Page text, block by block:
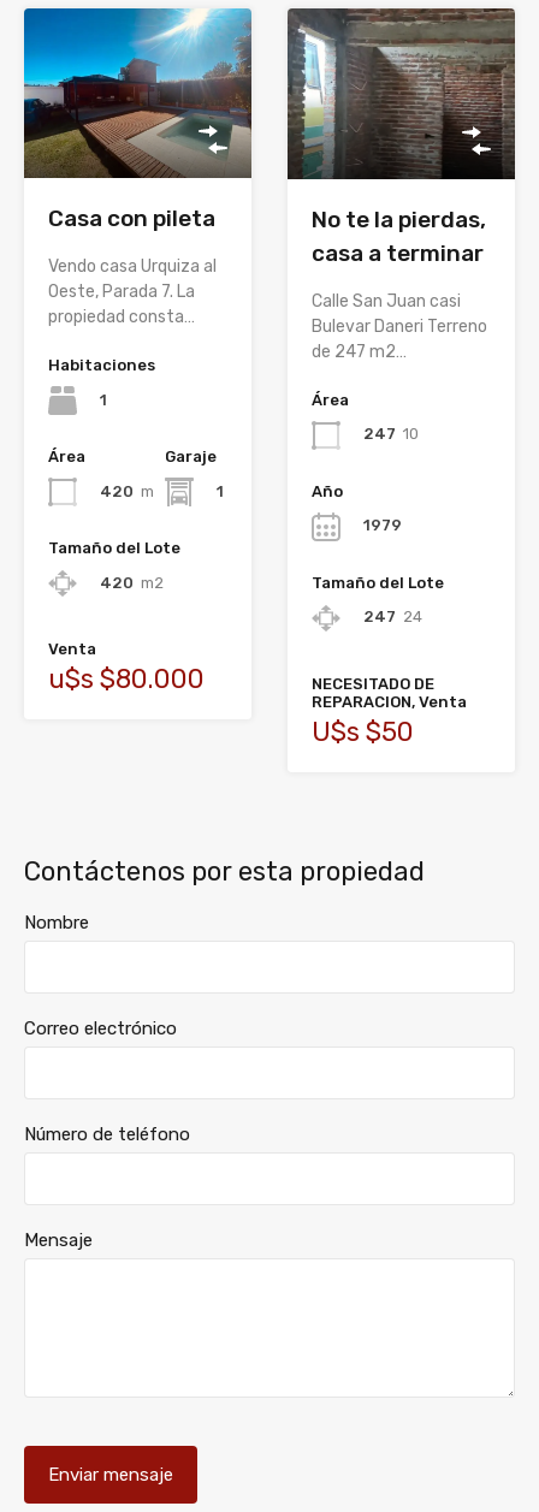
Casa con pileta
Vendo casa Urquiza al
Oeste, Parada 7. La
propiedad consta…
Habitaciones
1
Área
420 m
Garaje
1
Tamaño del Lote
420 m2
Venta
u$s $80.000
No te la pierdas,
casa a terminar
Calle San Juan casi
Bulevar Daneri Terreno
de 247 m2…
Área
247 10
Año
1979
Tamaño del Lote
247 24
NECESITADO DE
REPARACION, Venta
U$s $50
Contáctenos por esta propiedad
Nombre
Correo electrónico
Número de teléfono
Mensaje